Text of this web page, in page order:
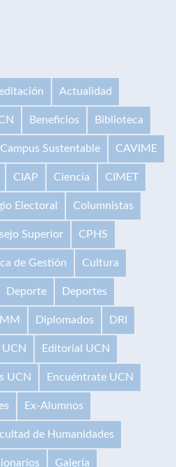
Actualidad
Beneficios Biblioteca
Campus Sustentable CAVIME
CIAP Ciencia CIMET
Electoral Columnistas
Superior CPHS
de Gestión Cultura
Deporte Deportes
Diplomados DRI
Editorial UCN
UCN Encuéntrate UCN
Ex-Alumnos
de Humanidades
Galería